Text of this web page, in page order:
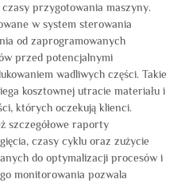
przygotowania maszyny.
w system sterowania
od zaprogramowanych
przed potencjalnymi
wadliwych części. Takie
kosztownej utracie materiału i
których oczekują klienci.
szczegółowe raporty
czasy cyklu oraz zużycie
do optymalizacji procesów i
monitorowania pozwala